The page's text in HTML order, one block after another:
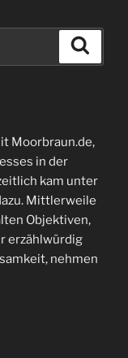
Moorbraun.de,
in der
kam unter
Mittlerweile
Objektiven,
erzählwürdig
nehmen